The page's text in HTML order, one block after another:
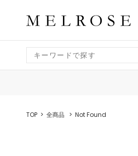
TOP 全商品 Not Found